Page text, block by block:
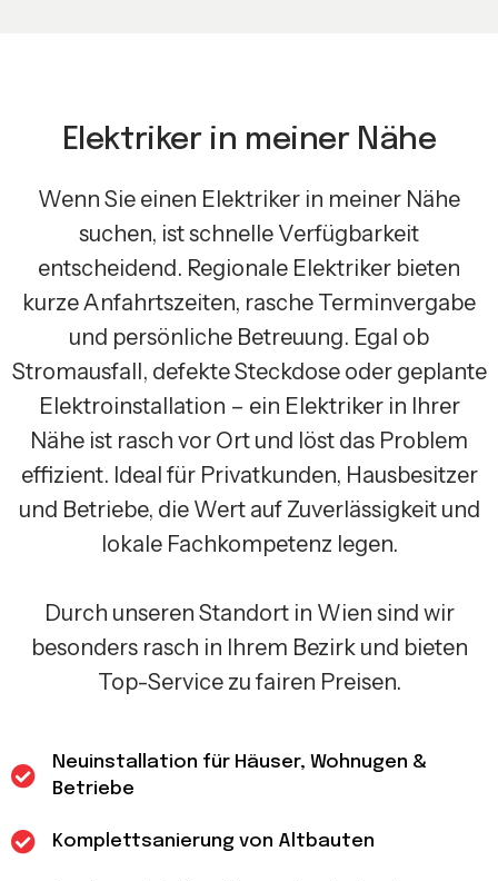
Elektriker in meiner Nähe
Wenn Sie einen Elektriker in meiner Nähe
suchen, ist schnelle Verfügbarkeit
entscheidend. Regionale Elektriker bieten
kurze Anfahrtszeiten, rasche Terminvergabe
und persönliche Betreuung. Egal ob
Stromausfall, defekte Steckdose oder geplante
Elektroinstallation – ein Elektriker in Ihrer
Nähe ist rasch vor Ort und löst das Problem
effizient. Ideal für Privatkunden, Hausbesitzer
und Betriebe, die Wert auf Zuverlässigkeit und
lokale Fachkompetenz legen.
Durch unseren Standort in Wien sind wir
besonders rasch in Ihrem Bezirk und bieten
Top-Service zu fairen Preisen.
Neuinstallation für Häuser, Wohnugen &
Betriebe
Komplettsanierung von Altbauten